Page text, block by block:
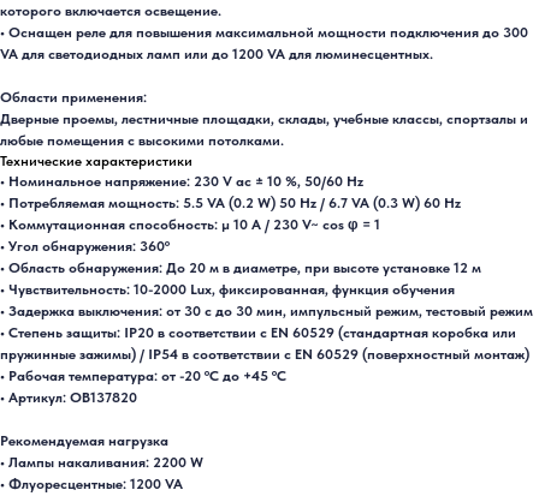
которого включается освещение.
• Оснащен реле для повышения максимальной мощности подключения до 300
VA для светодиодных ламп или до 1200 VA для люминесцентных.
Области применения:
Дверные проемы, лестничные площадки, склады, учебные классы, спортзалы и
любые помещения с высокими потолками.
Технические характеристики
• Номинальное напряжение: 230 V ac ± 10 %, 50/60 Hz
• Потребляемая мощность: 5.5 VA (0.2 W) 50 Hz / 6.7 VA (0.3 W) 60 Hz
• Коммутационная способность: µ 10 A / 230 V~ cos φ = 1
• Угол обнаружения: 360º
• Область обнаружения: До 20 м в диаметре, при высоте установке 12 м
• Чувствительность: 10-2000 Lux, фиксированная, функция обучения
• Задержка выключения: от 30 с до 30 мин, импульсный режим, тестовый режим
• Степень защиты: IP20 в соответствии с EN 60529 (стандартная коробка или
пружинные зажимы) / IP54 в соответствии с EN 60529 (поверхностный монтаж)
• Рабочая температура: от -20 ºC до +45 ºC
• Артикул: OB137820
Рекомендуемая нагрузка
• Лампы накаливания: 2200 W
• Флуоресцентные: 1200 VA